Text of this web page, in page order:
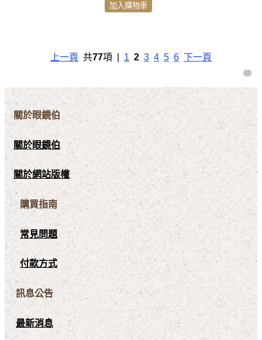
加入購物車
上一頁 共77項 | 1 2 3 4 5 6 下一頁
關於眼鏡伯
關於眼鏡伯
關於網站版權
購買指南
常見問題
付款方式
訊息公告
最新消息